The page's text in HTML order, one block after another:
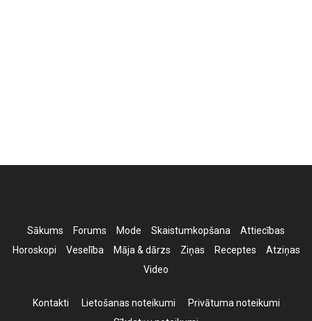
Sākums Forums Mode Skaistumkopšana
Attiecības
Horoskopi
Veselība Māja & dārzs Ziņas Receptes
Atziņas
Video
Kontakti Lietošanas noteikumi
Privātuma noteikumi